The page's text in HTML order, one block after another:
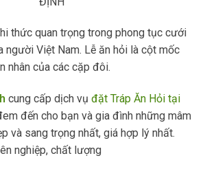
thức quan trọng trong phong tục cưới
người Việt Nam. Lễ ăn hỏi là cột mốc
nhân của các cặp đôi.
cung cấp dịch vụ đặt Tráp Ăn Hỏi tại
đến cho bạn và gia đình những mâm
và sang trọng nhất, giá hợp lý nhất.
nghiệp, chất lượng